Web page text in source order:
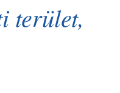
terület,